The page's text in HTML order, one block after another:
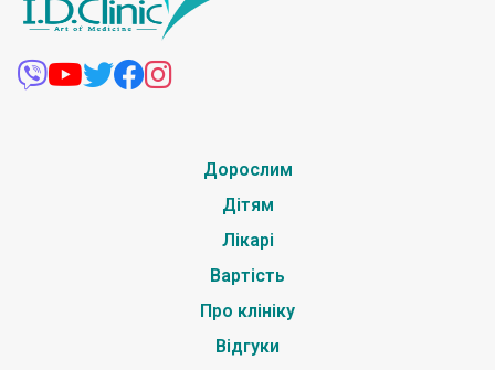
Дорослим
Дітям
Лікарі
Вартість
Про клініку
Відгуки